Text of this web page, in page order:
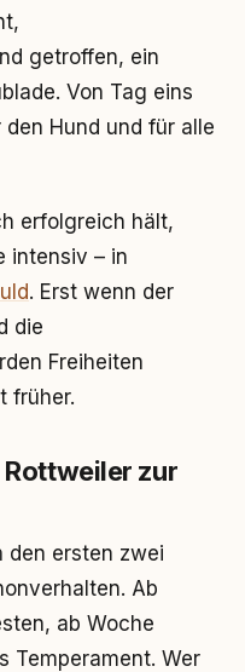
getroffen, ein
Von Tag eins
Hund und für alle
erfolgreich hält,
intensiv – in
. Erst wenn der
die
Freiheiten
früher.
zur
den ersten zwei
Ab
ab Woche
Temperament. Wer